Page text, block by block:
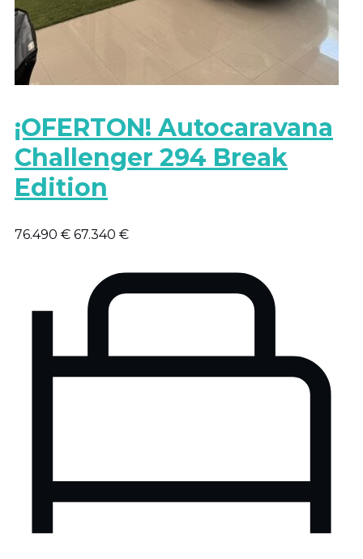
¡OFERTON! Autocaravana
Challenger 294 Break
Edition
76.490 € 67.340 €